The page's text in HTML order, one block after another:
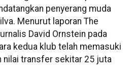
penyerang muda
Menurut laporan The
David Ornstein pada
kedua klub telah memasuki
nilai transfer sekitar 25 juta